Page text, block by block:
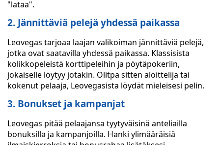
"lataa".
2. Jännittäviä pelejä yhdessä paikassa
Leovegas tarjoaa laajan valikoiman jännittäviä pelejä,
jotka ovat saatavilla yhdessä paikassa. Klassisista
kolikkopeleistä korttipeleihin ja pöytäpokeriin,
jokaiselle löytyy jotakin. Olitpa sitten aloittelija tai
kokenut pelaaja, Leovegasista löydät mieleisesi pelin.
3. Bonukset ja kampanjat
Leovegas pitää pelaajansa tyytyväisinä anteliailla
bonuksilla ja kampanjoilla. Hanki ylimääräisiä